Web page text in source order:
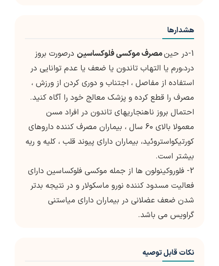
هشدارها
1-در حین مصرف موکسی فلوکساسین درصورت بروز
درد،ورم یا التهاب تاندون یا ضعف یا عدم توانایی در
استفاده از مفاصل ، اجتناب و دوری کردن از ورزش ،
مصرف را قطع کرده و پزشک معالج خود را آگاه کنید.
احتمال بروز ناهنجاریهای تاندون در افراد مسن
معمولا بالای 60 سال ، بیماران مصرف کننده داروهای
کورتیکواستروئید، بیماران دارای پیوند قلب ، کلیه و ریه
بیشتر است.
2- فلوروکینولون ها از جمله موکسی فلوکساسین دارای
فعالیت مسدود کننده نورو ماسکولار و در نتیجه بدتر
شدن ضعف عضلانی در بیماران دارای میاستنی
گراویس می باشد.
نکات قابل توصیه